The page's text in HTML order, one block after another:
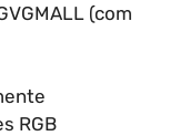
(com
RGB